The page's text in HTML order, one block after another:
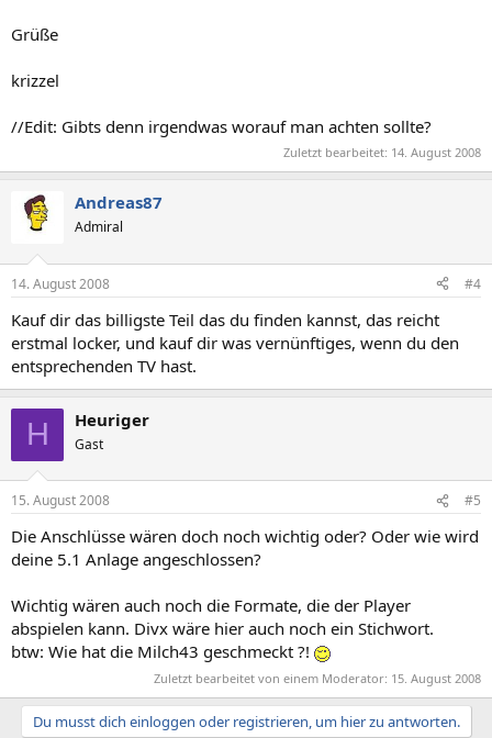
Grüße
krizzel
//Edit: Gibts denn irgendwas worauf man achten sollte?
Zuletzt bearbeitet: 14. August 2008
Andreas87
Admiral
14. August 2008 #4
Kauf dir das billigste Teil das du finden kannst, das reicht
erstmal locker, und kauf dir was vernünftiges, wenn du den
entsprechenden TV hast.
H Heuriger
Gast
15. August 2008 #5
Die Anschlüsse wären doch noch wichtig oder? Oder wie wird
deine 5.1 Anlage angeschlossen?
Wichtig wären auch noch die Formate, die der Player
abspielen kann. Divx wäre hier auch noch ein Stichwort.
btw: Wie hat die Milch43 geschmeckt ?!
Zuletzt bearbeitet von einem Moderator: 15. August 2008
Du musst dich einloggen oder registrieren, um hier zu antworten.